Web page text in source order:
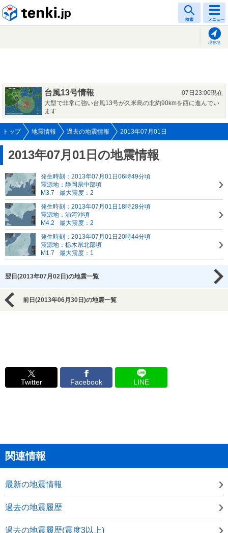
検索 メニュー
現在地
台風13号情報
07日23:00現在
大型で非常に強い台風13号が久米島の北約90kmを西に進んでい
ます
トップ 地震情報 過去の地震情報 2013年07月01日
2013年07月01日の地震情報
発生時刻：2013年07月01日06時49分頃
震源地：静岡県中部頃
M3.7
最大震度：2
発生時刻：2013年07月01日18時28分頃
震源地：浦河沖頃
M4.2
最大震度：2
発生時刻：2013年07月01日20時44分頃
震源地：栃木県北部頃
M1.7
最大震度：1
翌日(2013年07月02日)の地震一覧
前日(2013年06月30日)の地震一覧
Twitter Facebook LINE
関連情報
最新の地震情報
過去の地震履歴
過去の地震履歴(震度3以上)